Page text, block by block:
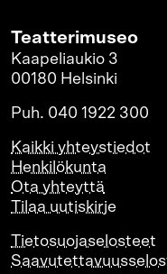
Teatterimuseo
Kaapeliaukio 3
00180 Helsinki
Puh. 040 1922 300
Kaikki yhteystiedot
Henkilökunta
Ota yhteyttä
Tilaa uutiskirje
Tietosuojaselosteet